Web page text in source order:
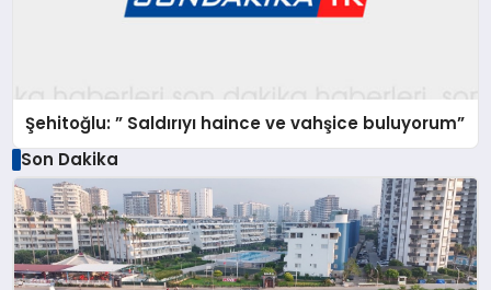
Şehitoğlu: ” Saldırıyı haince ve vahşice buluyorum”
Son Dakika